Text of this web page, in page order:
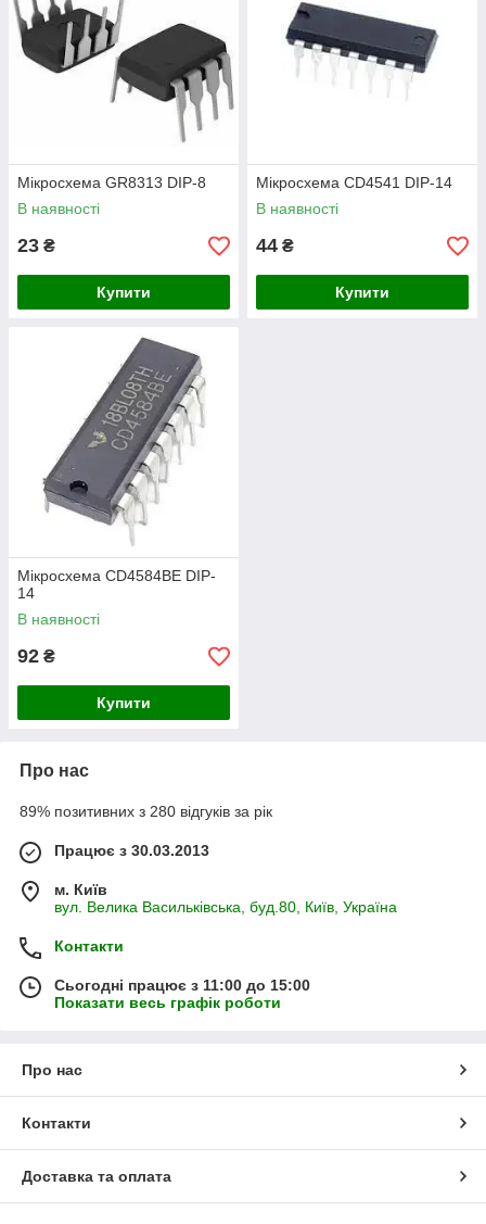
Мікросхема GR8313 DIP-8
В наявності
23 ₴
Купити
Мікросхема СD4541 DIP-14
В наявності
44 ₴
Купити
Мікросхема CD4584BE DIP-
14
В наявності
92 ₴
Купити
Про нас
89% позитивних з 280 відгуків за рік
Працює з 30.03.2013
м. Київ
вул. Велика Васильківська, буд.80, Київ, Україна
Контакти
Сьогодні працює з 11:00 до 15:00
Показати весь графік роботи
Про нас
Контакти
Доставка та оплата